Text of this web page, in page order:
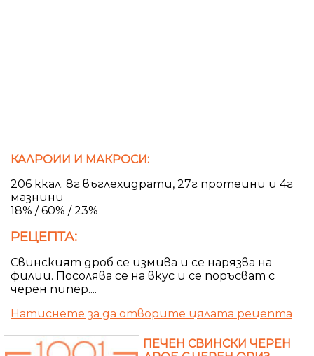
КАЛРОИИ И МАКРОСИ:
206 ккал. 8г въглехидрати, 27г протеини и 4г
мазнини
18% / 60% / 23%
РЕЦЕПТА:
Свинският дроб се измива и се нарязва на
филии. Посолява се на вкус и се поръсват с
черен пипер....
Натиснете за да отворите цялата рецепта
ПЕЧЕН СВИНСКИ ЧЕРЕН